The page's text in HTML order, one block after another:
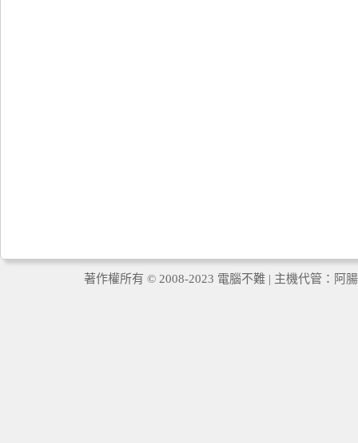
著作權所有 © 2008-2023 電腦不難 | 主機代管： 阿